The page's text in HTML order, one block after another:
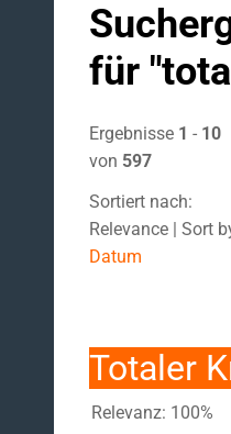
für "
Ergebnisse 1 - 10
von 597
Sortiert nach:
Relevance | Sort
Datum
Totaler
Relevanz: 100%